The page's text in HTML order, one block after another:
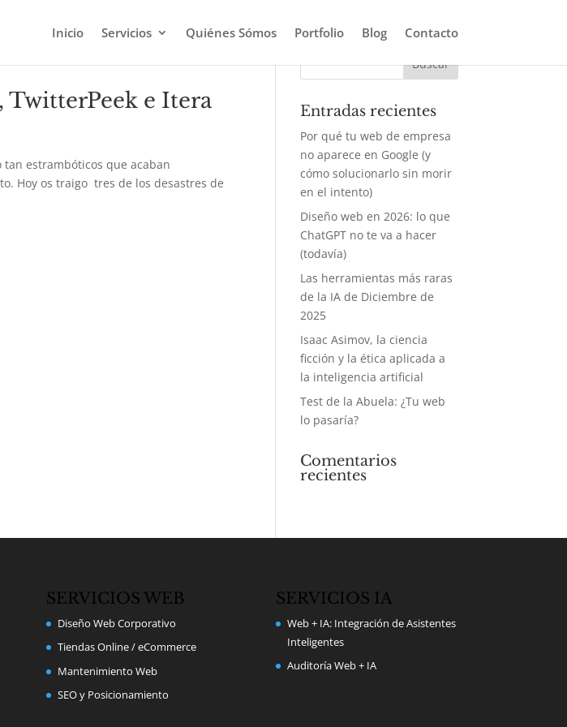
Inicio Servicios Quiénes Sómos Portfolio Blog Contacto
TwitterPeek e Itera
estrambóticos que acaban
Hoy os traigo tres de los desastres de
Entradas recientes
Por qué tu web de empresa
no aparece en Google (y
cómo solucionarlo sin morir
en el intento)
Diseño web en 2026: lo que
ChatGPT no te va a hacer
(todavía)
Las herramientas más raras
de la IA de Diciembre de
2025
Isaac Asimov, la ciencia
ficción y la ética aplicada a
la inteligencia artificial
Test de la Abuela: ¿Tu web
lo pasaría?
Comentarios
recientes
SERVICIOS WEB
Diseño Web Corporativo
Tiendas Online / eCommerce
Mantenimiento Web
SEO y Posicionamiento
SERVICIOS IA
Web + IA: Integración de Asistentes
Inteligentes
Auditoría Web + IA